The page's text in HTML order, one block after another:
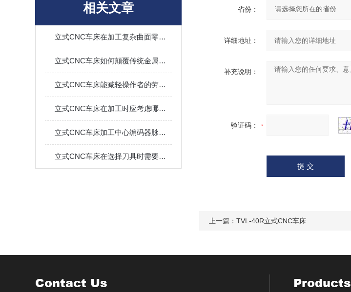
相关文章
立式CNC车床在加工复杂曲面零件方面的优势
立式CNC车床如何颠覆传统金属加工？
立式CNC车床能减轻操作者的劳动强度吗？
立式CNC车床在加工时应考虑哪些方面？快来看看吧！
立式CNC车床加工中心编码器脉冲计数错误报警问题
立式CNC车床在选择刀具时需要注意什么？
省份：
详细地址：
补充说明：
验证码：
上一篇： TVL-40R立式CNC车床
Contact Us Products